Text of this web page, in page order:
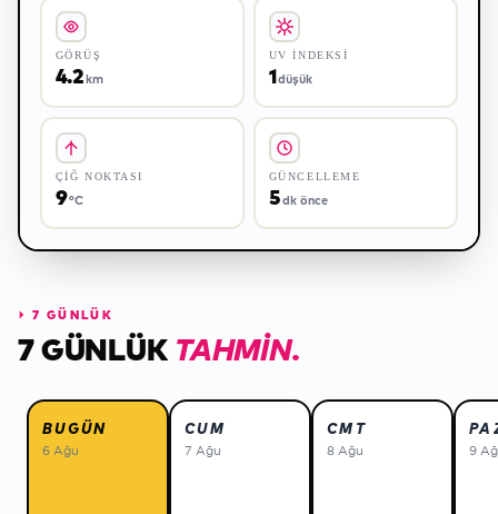
GÖRÜŞ
4.2 km
UV İNDEKSI
1 düşük
ÇIĞ NOKTASI
9°C
GÜNCELLEME
5 dk önce
⏵ 7 GÜNLÜK
7 GÜNLÜK TAHMIN.
BUGÜN
6 Ağu
CUM
7 Ağu
CMT
8 Ağu 9